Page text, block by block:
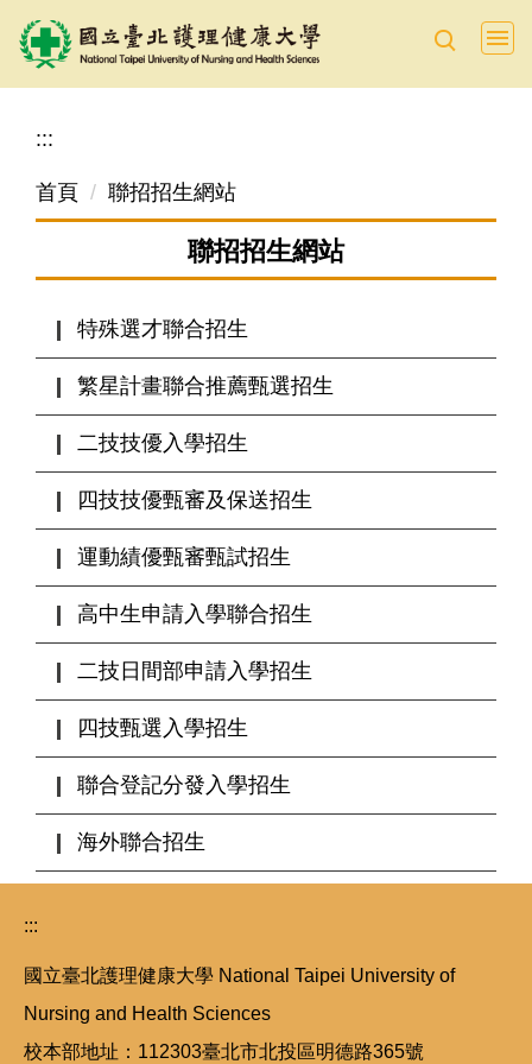
跳
到
主
:::
首頁 聯招招生網站
聯招招生網站
特殊選才聯合招生
繁星計畫聯合推薦甄選招生
二技技優入學招生
四技技優甄審及保送招生
運動績優甄審甄試招生
高中生申請入學聯合招生
二技日間部申請入學招生
四技甄選入學招生
聯合登記分發入學招生
海外聯合招生
:::
國立臺北護理健康大學 National Taipei University of
Nursing and Health Sciences
校本部地址：112303臺北市北投區明德路365號